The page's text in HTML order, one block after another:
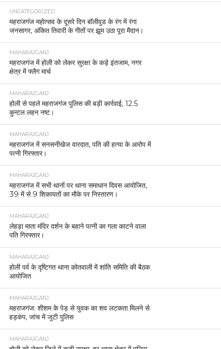
UNCATEGORIZED
महराजगंज महोत्सव के दूसरे दिन बॉलीवुड के रंग में रंगा
जनसागर, अंकित तिवारी के गीतों पर झूम उठा पूरा मैदान।
MAHARAJGANJ
महराजगंज में होली को लेकर सुरक्षा के कड़े इंतजाम, नगर
क्षेत्र में फ्लैग मार्च
MAHARAJGANJ
होली से पहले महराजगंज पुलिस की बड़ी कार्रवाई, 12.5
कुन्टल लहन नष्ट।
MAHARAJGANJ
महराजगंज में सनसनीखेज वारदात, पति की हत्या के आरोप में
पत्नी गिरफ्तार।
MAHARAJGANJ
महराजगंज में सभी थानों पर थाना समाधान दिवस आयोजित,
39 में से 9 शिकायतों का मौके पर निस्तारण।
MAHARAJGANJ
लेहड़ा माता मंदिर दर्शन के बहाने पत्नी का गला काटने वाला
पति गिरफ्तार।
MAHARAJGANJ
होली पर्व के दृष्टिगत थाना कोतवाली में शांति समिति की बैठक
आयोजित
MAHARAJGANJ
महराजगंज: शीशम के पेड़ से युवक का शव लटकता मिलने से
हड़कंप, जांच में जुटी पुलिस
MAHARAJGANJ